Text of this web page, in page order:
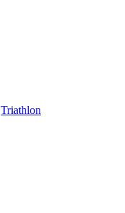
Triathlon